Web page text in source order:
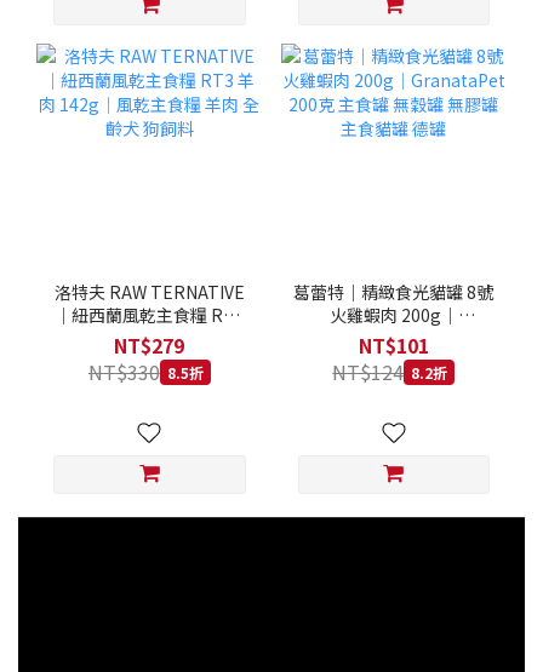
洛特夫 RAW TERNATIVE
｜紐西蘭風乾主食糧 RT3
羊肉 142g｜風乾主食糧 羊
肉 全齡犬 狗飼料
NT$279
NT$330 8.5折
葛蕾特｜精緻食光貓罐 8號
火雞蝦肉 200g｜
GranataPet 200克 主食罐
無穀罐 無膠罐 主食貓罐 德
罐
NT$101
NT$124 8.2折